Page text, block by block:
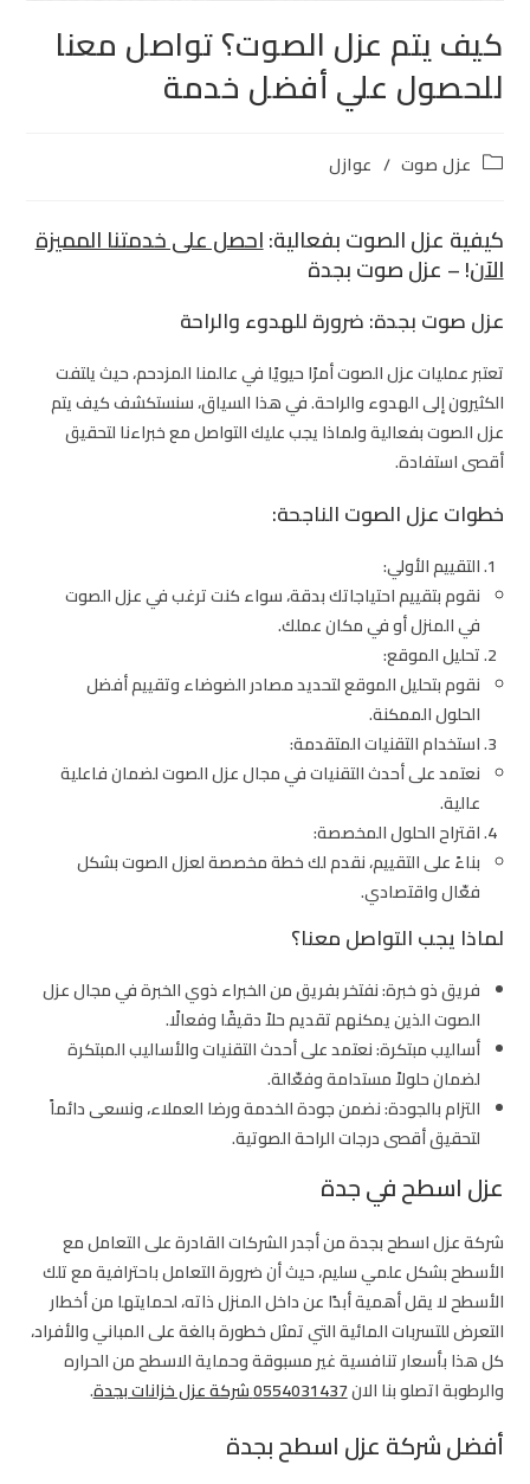
كيف يتم عزل الصوت؟ تواصل معنا
للحصول علي أفضل خدمة
عزل صوت / عوازل
كيفية عزل الصوت بفعالية:احصل على خدمتنا المميزة
الآن!– عزل صوت بجدة
عزل صوتبجدة: ضرورة للهدوء والراحة
تعتبر عمليات عزل الصوت أمرًا حيويًا في عالمنا المزدحم، حيث يلتفت
الكثيرون إلى الهدوء والراحة. في هذا السياق، سنستكشف كيف يتم
عزل الصوت بفعالية ولماذا يجب عليك التواصل مع خبراءنا لتحقيق
أقصى استفادة.
خطوات عزل الصوت الناجحة:
التقييم الأولي:
نقوم بتقييم احتياجاتك بدقة، سواء كنت ترغب في عزل الصوت
في المنزل أو في مكان عملك.
تحليل الموقع:
نقوم بتحليل الموقع لتحديد مصادر الضوضاء وتقييم أفضل
الحلول الممكنة.
استخدام التقنيات المتقدمة:
نعتمد على أحدث التقنيات في مجال عزل الصوت لضمان فاعلية
عالية.
اقتراح الحلول المخصصة:
بناءً على التقييم، نقدم لك خطة مخصصة لعزل الصوت بشكل
فعّال واقتصادي.
لماذا يجب التواصل معنا؟
فريق ذو خبرة:نفتخر بفريق من الخبراء ذوي الخبرة في مجال عزل
الصوت الذين يمكنهم تقديم حلاً دقيقًا وفعالًا.
أساليب مبتكرة:نعتمد على أحدث التقنيات والأساليب المبتكرة
لضمان حلولاً مستدامة وفعّالة.
التزام بالجودة:نضمن جودة الخدمة ورضا العملاء، ونسعى دائماً
لتحقيق أقصى درجات الراحة الصوتية.
عزل اسطح في جدة
شركة عزل اسطح بجدةمن أجدر الشركات القادرة على التعامل مع
الأسطح بشكل علمي سليم، حيث أن ضرورة التعامل باحترافية مع تلك
الأسطح لا يقل أهمية أبدًا عن داخل المنزل ذاته، لحمايتها من أخطار
التعرض للتسربات المائية التي تمثل خطورة بالغة على المباني والأفراد،
كل هذا بأسعار تنافسية غير مسبوقة وحماية الاسطح من الحراره
والرطوبة اتصلو بنا الان0554031437شركة عزل خزانات بجدة.
أفضل شركة عزل اسطح بجدة